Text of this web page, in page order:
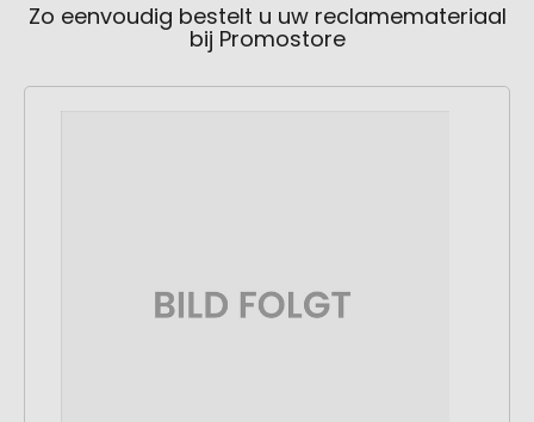
Zo eenvoudig bestelt u uw reclamemateriaal
bij Promostore